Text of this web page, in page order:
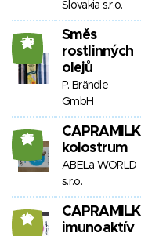
Slovakia s.r.o.
28
Směs
rostlinných
olejů
P. Brändle
GmbH
25
CAPRAMILK
kolostrum
ABELa WORLD
s.r.o.
10
CAPRAMILK
imunoaktív